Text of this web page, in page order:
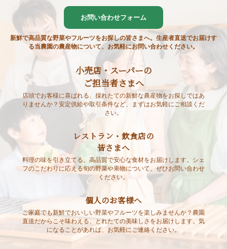
お問い合わせフォーム
新鮮で高品質な野菜やフルーツをお探しの皆さまへ。生産者直送でお届けす
る当農園の農産物について、お気軽にお問い合わせください。
小売店・スーパーの
ご担当者さまへ
店頭でお客様に喜ばれる、採れたての新鮮な農産物をお探しではあ
りませんか？安定供給や取引条件など、まずはお気軽にご相談くだ
さい。
レストラン・飲食店の
皆さまへ
料理の味を引き立てる、高品質で安心な食材をお届けします。シェ
フのこだわりに応える旬の野菜や果物について、ぜひお問い合わせ
ください。
個人のお客様へ
ご家庭でも新鮮でおいしい野菜やフルーツを楽しみませんか？農園
直送だからこそ味わえる、とれたての美味しさをお届けします。気
になることがあれば、お気軽にご連絡ください。